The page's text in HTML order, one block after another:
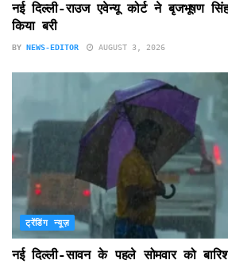
नई दिल्ली-राउज एवेन्यू कोर्ट ने बृजभूषण
किया बरी
BY NEWS-EDITOR AUGUST 3, 2026
ट्रेंडिंग न्यूज़
नई दिल्ली-सावन के पहले सोमवार को